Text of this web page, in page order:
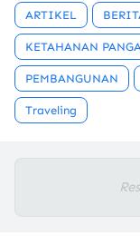
ARTIKEL
KETAHANAN
PEMBANGUNAN
Traveling